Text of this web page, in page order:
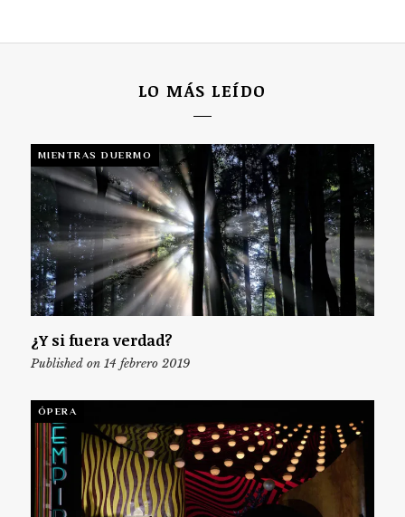
LO MÁS LEÍDO
MIENTRAS DUERMO
¿Y si fuera verdad?
Published on 14 febrero 2019
ÓPERA